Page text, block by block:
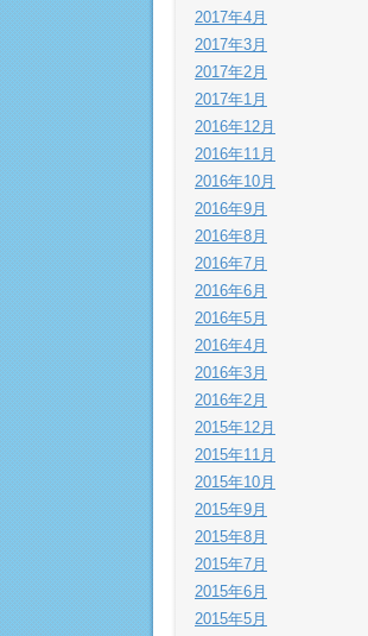
2017年4月
2017年3月
2017年2月
2017年1月
2016年12月
2016年11月
2016年10月
2016年9月
2016年8月
2016年7月
2016年6月
2016年5月
2016年4月
2016年3月
2016年2月
2015年12月
2015年11月
2015年10月
2015年9月
2015年8月
2015年7月
2015年6月
2015年5月